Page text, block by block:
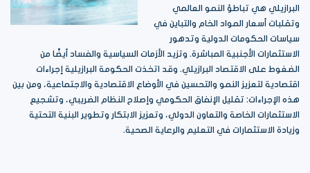
البرازيلي هي تباطؤ النمو العالمي
وتقلبات أسعار المواد الخام والتباين في
سياسات الحكومات الدولية وتدهور
الاستثمارات الأجنبية المباشرة. وتزيد الأزمات السياسية والفساد أيضًا من
الضغوط على الاقتصاد البرازيلي. وقد اتخذت الحكومة البرازيلية إجراءات
اقتصادية لتعزيز النمو والتحسين في الأوضاع الاقتصادية والاجتماعية، ومن بين
هذه الإجراءات: تقليل الإنفاق الحكومي وإصلاح النظام الضريبي، وتشجيع
الاستثمارات الخاصة والتعاون الدولي، وتعزيز الابتكار وتطوير البنية التحتية
وزيادة الاستثمارات في التعليم والرعاية الصحية.